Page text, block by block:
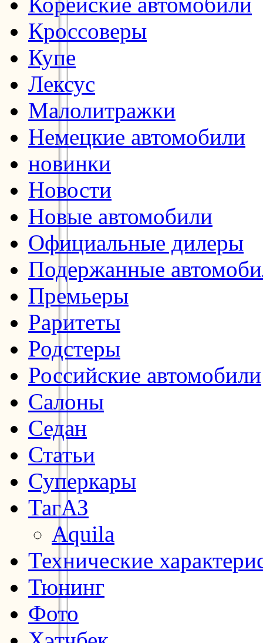
Кроссоверы
Купе
Лексус
Малолитражки
Немецкие автомобили
новинки
Новости
Новые автомобили
Официальные дилеры
Подержанные
Премьеры
Раритеты
Родстеры
Российские автомобили
Салоны
Седан
Статьи
Суперкары
ТагАЗ
Aquila
Технические
Тюнинг
Фото